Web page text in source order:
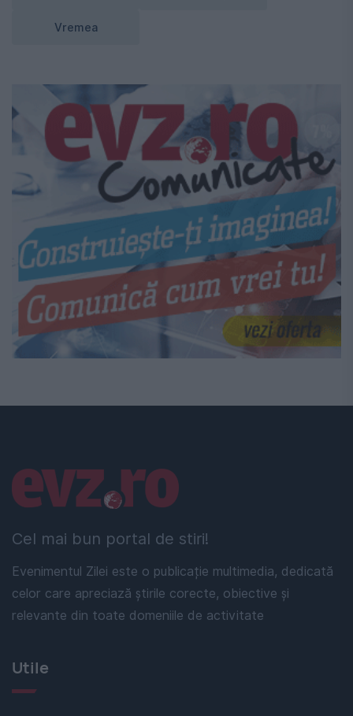
Vremea
Cel mai bun portal de stiri!
Evenimentul Zilei este o publicație multimedia, dedicată
celor care apreciază știrile corecte, obiective și
relevante din toate domeniile de activitate
Linkuri utile
Utile